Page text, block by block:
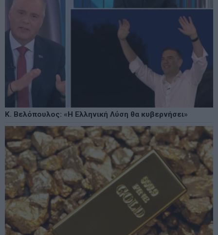
Κ. Βελόπουλος: «Η Ελληνική Λύση θα κυβερνήσει»